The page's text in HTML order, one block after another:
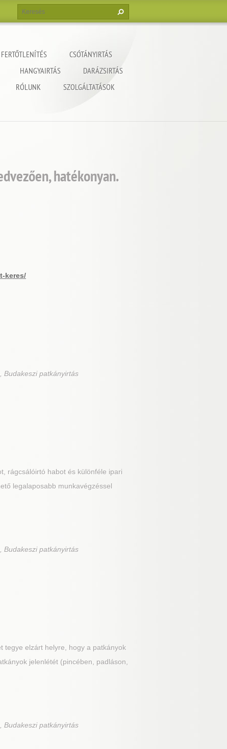
FERTŐTLENÍTÉS
CSÓTÁNYIRTÁS
HANGYAIRTÁS
DARÁZSIRTÁS
RÓLUNK
SZOLGÁLTATÁSOK
hatékonyan.
keres/
Budakeszi patkányirtás
rágcsálóirtó habot és különféle ipari
legalaposabb munkavégzéssel
Budakeszi patkányirtás
tegye elzárt helyre, hogy a patkányok
jelenlétét (pincében, padláson,
Budakeszi patkányirtás